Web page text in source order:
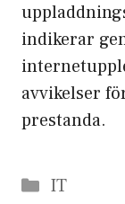
indikerar
avvikelser
prestanda.
Categories
IT